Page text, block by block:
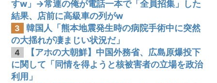
すw」→常連の俺が電話一本で「全員招集」した
結果、店前に高級車の列がw
3
韓国人「熊本地震発生時の病院手術中に突然
の大揺れが凄まじい状況だ」
4
【アホの大朝鮮】中国外務省、広島原爆投下
に関して「同情を得ようと核被害者の立場を政治
利用」